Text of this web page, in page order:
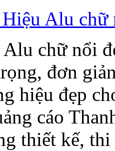
Alu chữ
chữ nổi
đơn
hiệu đẹp
cáo
thiết kế, thi